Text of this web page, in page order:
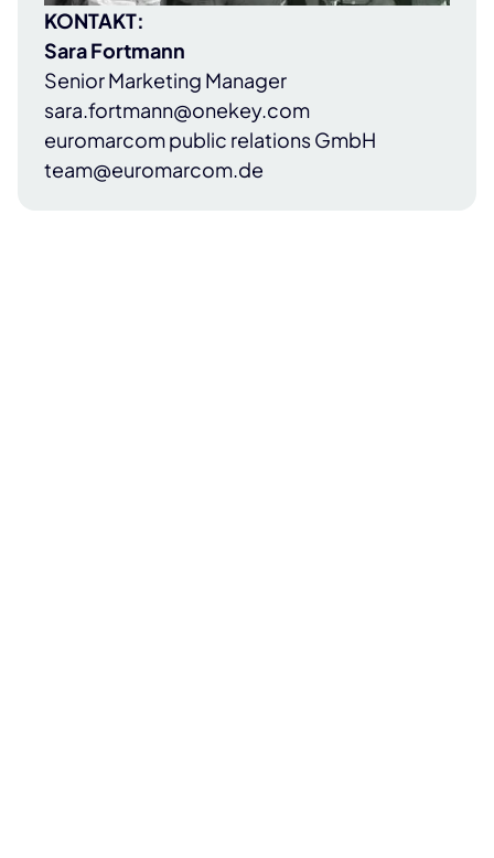
KONTAKT:
Sara Fortmann
Senior Marketing Manager
sara.fortmann@onekey.com
euromarcom public relations GmbH
team@euromarcom.de